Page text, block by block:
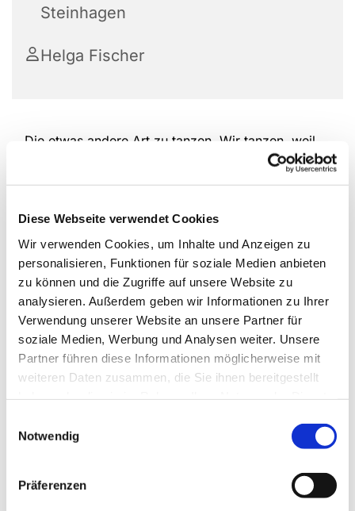
Diese Webseite verwendet Cookies
Wir verwenden Cookies, um Inhalte und Anzeigen zu
personalisieren, Funktionen für soziale Medien anbieten
zu können und die Zugriffe auf unsere Website zu
analysieren. Außerdem geben wir Informationen zu Ihrer
Verwendung unserer Website an unsere Partner für
soziale Medien, Werbung und Analysen weiter. Unsere
Partner führen diese Informationen möglicherweise mit
weiteren Daten zusammen, die Sie ihnen bereitgestellt
Notwendig
Präferenzen
Steinhagen
Helga Fischer
Die etwas andere Art zu tanzen. Wir tanzen, weil
es uns Freude macht, unserer Gesundheit gut tut
abwechslungsreiche Tänze, die uns fordern und
fördern.
Wenden Sie sich für die Donnerstagstermine bitte
an Frau Helga Fischer Tel.: 7731
ww.erlebnis-tanz.de